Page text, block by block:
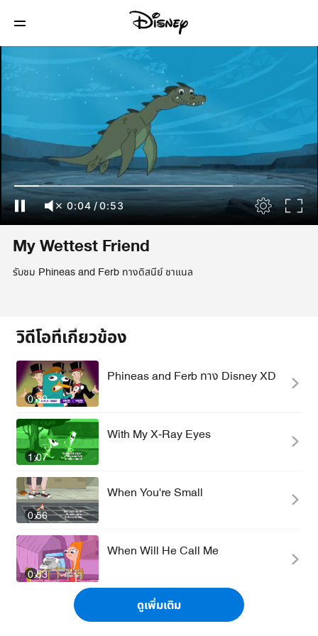
0:04/0:53
My Wettest Friend
รับชม Phineas and Ferb ทางดิสนีย์ ชาแนล
วิดีโอที่เกี่ยวข้อง
0:30
Phineas and Ferb ทาง Disney XD
1:07
With My X-Ray Eyes
0:56
When You're Small
0:53
When Will He Call Me
ดูเพิ่มเติม